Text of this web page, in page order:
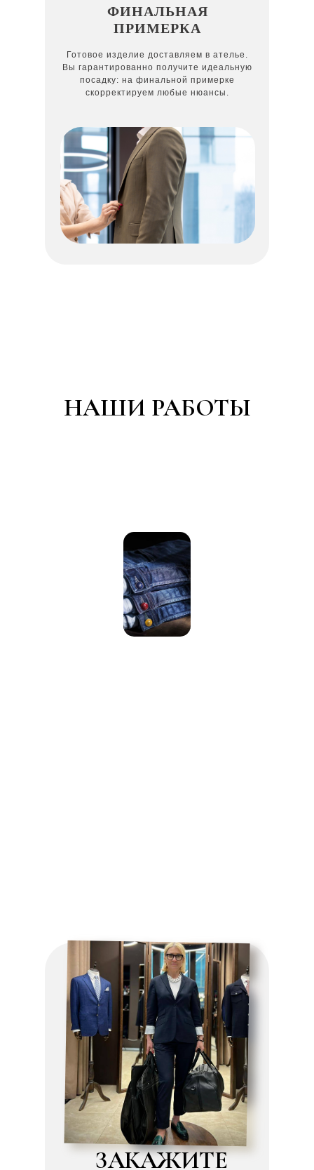
Готовое изделие доставляем в ателье.
Вы гарантированно получите идеальную
посадку: на финальной примерке
скорректируем любые нюансы.
ФИНАЛЬНАЯ
ПРИМЕРКА
НАШИ РАБОТЫ
КОСТЮМ-ДВОЙКА
ДЖИНСЫ
КОСТЮМ-ТРОЙКА
ДВУБОРТНЫЙ ПИДЖАК
СМОКИНГ ЧЕРНЫЙ
ПАРНЫЙ ОБРАЗ
ДВУБОРТНЫЙ КОСТЮМ
КОСТЮМ-ТРОЙКА
СМОКИНГ
ЗАКАЖИТЕ
Публичная оферта
Политика конфиденциальности
ИП Поличко Дмитрий Олегович
Подарочный сертификат
Мужской гардероб
Ткани для пошива одежды
Смокинг
Сорочки
Bespoke
Блог
Пиджак
Брюки
MTM
Контакты
Каталог